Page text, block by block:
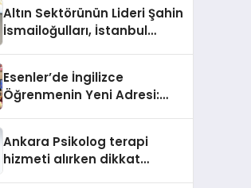
Altın Sektörünün Lideri Şahin
İsmailoğulları, İstanbul
Esenler’de İngilizce
Öğrenmenin Yeni Adresi:
Ankara Psikolog terapi
hizmeti alırken dikkat